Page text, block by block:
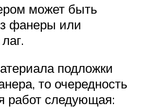
может быть
фанеры или
подложки
то очередность
работ следующая: